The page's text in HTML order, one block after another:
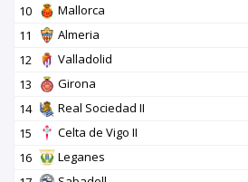
10
Mallorca
11
Almeria
12
Valladolid
13
Girona
14
Real Sociedad II
15
Celta de Vigo II
16
Leganes